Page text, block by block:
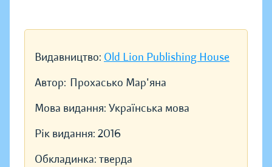
Видавництво: Old Lion Publishing House
Автор: Прохасько Мар'яна
Мова видання: Українська мова
Рік видання: 2016
Обкладинка: тверда